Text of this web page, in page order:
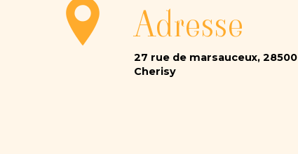
Adresse
27 rue de marsauceux, 28500
Cherisy